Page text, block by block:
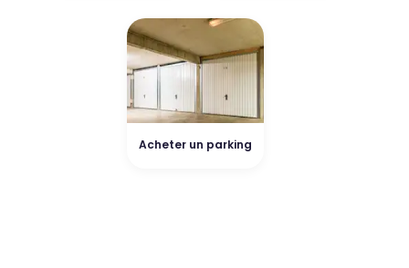
Acheter un parking